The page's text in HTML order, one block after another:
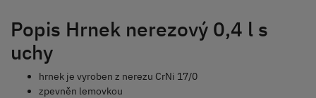
Popis Hrnek nerezový 0,4 l s
uchy
hrnek je vyroben z nerezu CrNi 17/0
zpevněn lemovkou